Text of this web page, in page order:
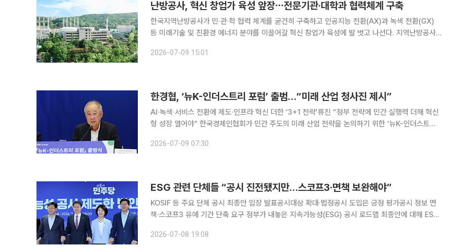
난방공사, 혁신 창업가 육성 앞장⋯전문기관·대학과 협력체계 구축
한국지역난방공사가 민·관·학 협력 체계를 굳건히 구축하고 인공지능 전환(AX)과 녹색 전환(GX)
등 미래기술 및 친환경 에너지 분야를 이끌어갈 혁신 창업가 육성에 발 벗고 나선다. 지역난방공사
과 창업 생태계 조성을 위한 업무협약(MOU)을 체결했다고 9일
2026-07-09 15:01
한경협, ‘뉴K-인더스트리 포럼’ 출범…“미래 산업 청사진 제시”
AI·녹색·서비스 전환에 제도·인프라 혁신 더한 ‘3+1 전략’류진 “정부 전략에 민간 실행력 더해 혁신
형 성장 열어야” 한국경제인협회가 민간 주도의 미래 산업 전략을 논의하기 위한 ‘뉴K-인더스트리
이다. 한경협은 9일 서울 여의도 FKI타워 컨퍼런스센
2026-07-09 07:30
ESG 관련 단체들 “공시 진전됐지만…스코프3·면책 보완해야”
KOSIF 등 주요 단체 공시 최종안 입장 발표공시대상 확대·법정공시 도입은 긍정 평가공시 정보 면
책·스코프3 유예 기간 단축 요구 정부가 내놓은 지속가능성(ESG) 공시 로드맵 최종안에 대해 ESG
년 연결자산총액 2조원 이상 확대가 ‘검토’에 그친 점과 도입
2026-07-08 19:08